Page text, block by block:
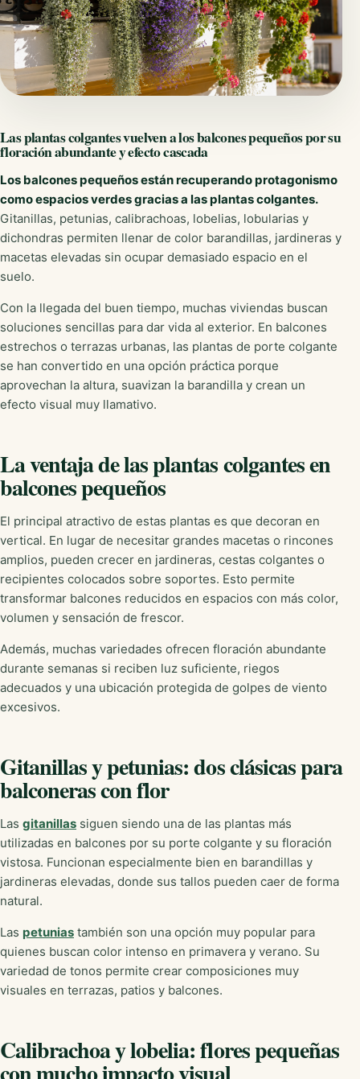
Las plantas colgantes vuelven a los balcones pequeños por su
floración abundante y efecto cascada
Los balcones pequeños están recuperando protagonismo
como espacios verdes gracias a las plantas colgantes.
Gitanillas, petunias, calibrachoas, lobelias, lobularias y
dichondras permiten llenar de color barandillas, jardineras y
macetas elevadas sin ocupar demasiado espacio en el
suelo.
Con la llegada del buen tiempo, muchas viviendas buscan
soluciones sencillas para dar vida al exterior. En balcones
estrechos o terrazas urbanas, las plantas de porte colgante
se han convertido en una opción práctica porque
aprovechan la altura, suavizan la barandilla y crean un
efecto visual muy llamativo.
La ventaja de las plantas colgantes en
balcones pequeños
El principal atractivo de estas plantas es que decoran en
vertical. En lugar de necesitar grandes macetas o rincones
amplios, pueden crecer en jardineras, cestas colgantes o
recipientes colocados sobre soportes. Esto permite
transformar balcones reducidos en espacios con más color,
volumen y sensación de frescor.
Además, muchas variedades ofrecen floración abundante
durante semanas si reciben luz suficiente, riegos
adecuados y una ubicación protegida de golpes de viento
excesivos.
Gitanillas y petunias: dos clásicas para
balconeras con flor
Las gitanillas siguen siendo una de las plantas más
utilizadas en balcones por su porte colgante y su floración
vistosa. Funcionan especialmente bien en barandillas y
jardineras elevadas, donde sus tallos pueden caer de forma
natural.
Las petunias también son una opción muy popular para
quienes buscan color intenso en primavera y verano. Su
variedad de tonos permite crear composiciones muy
visuales en terrazas, patios y balcones.
Calibrachoa y lobelia: flores pequeñas